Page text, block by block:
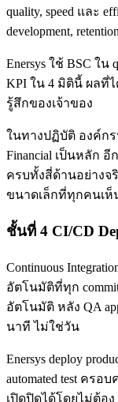
quality, speed และ
development,
Enersys ใช้ BSC ใน
KPI ใน 4 มิตินี้ ผลที่
รู้สึกของเจ้าของ
ในทางปฏิบัติ องค์ก
Financial เป็นหลัก
ครบทั้งสี่ด้านอย่างจ
ขนาดเล็กที่ทุกคนเห็น
ชั้นที่ 4 CI/CD
Continuous
อัตโนมัติที่ทุก commit
อัตโนมัติ หลัง QA
นาที ไม่ใช่วัน
Enersys deploy
automated test ครอบ
เปิดปิดได้โดยไม่ต้อง